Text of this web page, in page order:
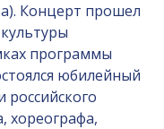
Концерт прошел
программы
юбилейный
российского
хореографа,